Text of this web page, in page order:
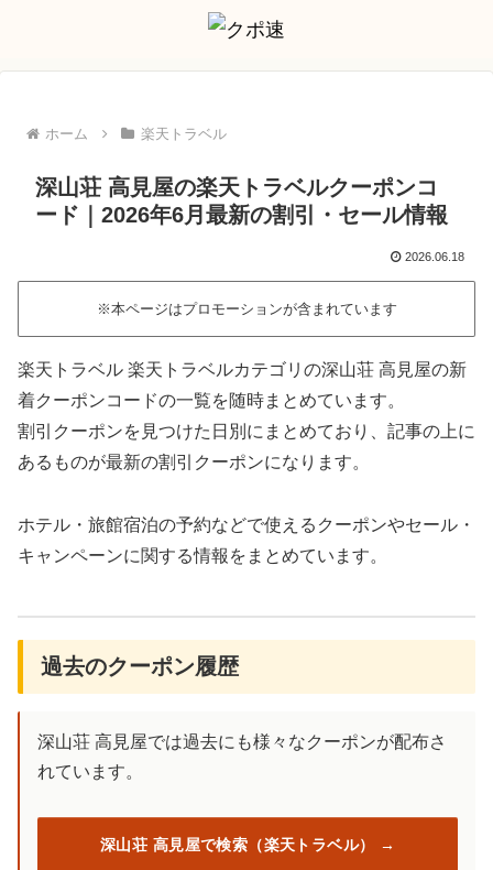
ホーム 楽天トラベル
深山荘 高見屋の楽天トラベルクーポンコ
ード｜2026年6月最新の割引・セール情報
2026.06.18
※本ページはプロモーションが含まれています
楽天トラベル 楽天トラベルカテゴリの深山荘 高見屋の新
着クーポンコードの一覧を随時まとめています。
割引クーポンを見つけた日別にまとめており、記事の上に
あるものが最新の割引クーポンになります。
ホテル・旅館宿泊の予約などで使えるクーポンやセール・
キャンペーンに関する情報をまとめています。
過去のクーポン履歴
深山荘 高見屋では過去にも様々なクーポンが配布さ
れています。
深山荘 高見屋で検索（楽天トラベル）